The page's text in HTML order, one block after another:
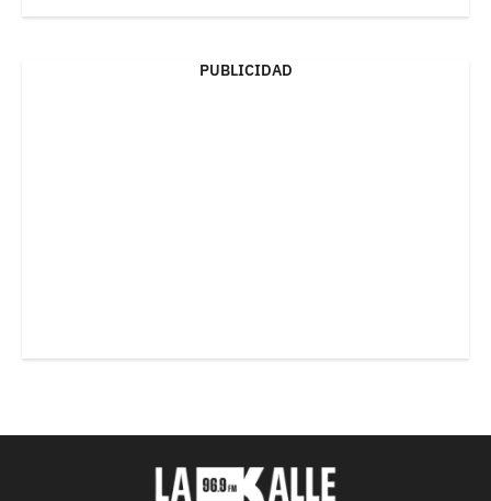
PUBLICIDAD